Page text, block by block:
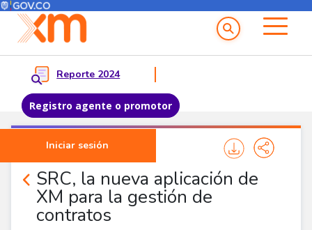
Pasar al contenido principal
Menú del Usuario
Reporte 2024
Registro agente o promotor
Iniciar sesión
Menu principal
SRC, la nueva aplicación de
XM para la gestión de
contratos
Noticias Agentes